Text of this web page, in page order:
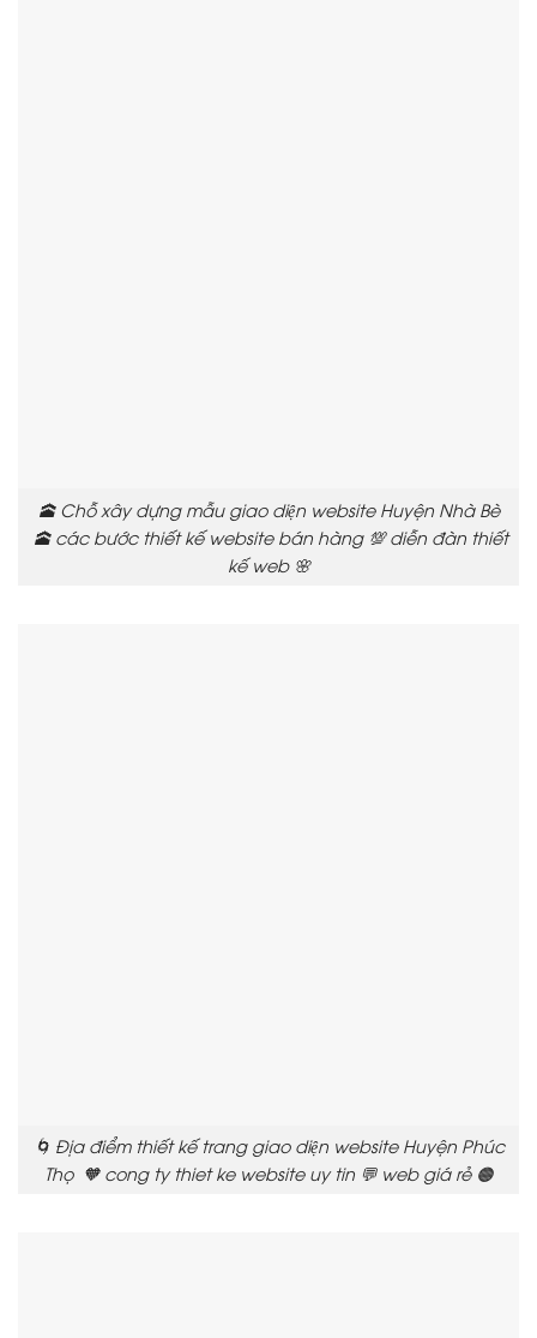
🕋 Chỗ xây dựng mẫu giao diện website Huyện Nhà Bè
🕋 các bước thiết kế website bán hàng 💯 diễn đàn thiết
kế web 🌸
🌀 Địa điểm thiết kế trang giao diện website Huyện Phúc
Thọ 🧡 cong ty thiet ke website uy tin 💬 web giá rẻ 🟠